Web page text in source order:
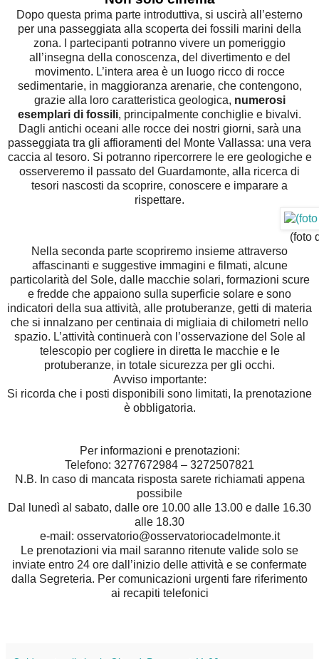
Dopo questa prima parte introduttiva, si uscirà all’esterno
per una passeggiata alla scoperta dei fossili marini della
zona. I partecipanti potranno vivere un pomeriggio
all’insegna della conoscenza, del divertimento e del
movimento. L’intera area è un luogo ricco di rocce
sedimentarie, in maggioranza arenarie, che contengono,
grazie alla loro caratteristica geologica, numerosi
esemplari di fossili, principalmente conchiglie e bivalvi.
Dagli antichi oceani alle rocce dei nostri giorni, sarà una
passeggiata tra gli affioramenti del Monte Vallassa: una vera
caccia al tesoro. Si potranno ripercorrere le ere geologiche e
osserveremo il passato del Guardamonte, alla ricerca di
tesori nascosti da scoprire, conoscere e imparare a
rispettare.
(foto
Nella seconda parte scopriremo insieme attraverso
affascinanti e suggestive immagini e filmati, alcune
particolarità del Sole, dalle macchie solari, formazioni scure
e fredde che appaiono sulla superficie solare e sono
indicatori della sua attività, alle protuberanze, getti di materia
che si innalzano per centinaia di migliaia di chilometri nello
spazio. L’attività continuerà con l’osservazione del Sole al
telescopio per cogliere in diretta le macchie e le
protuberanze, in totale sicurezza per gli occhi.
Avviso importante:
Si ricorda che i posti disponibili sono limitati, la prenotazione
è obbligatoria.
Per informazioni e prenotazioni:
Telefono: 3277672984 – 3272507821
N.B. In caso di mancata risposta sarete richiamati appena
possibile
Dal lunedì al sabato, dalle ore 10.00 alle 13.00 e dalle 16.30
alle 18.30
e-mail: osservatorio@osservatoriocadelmonte.it
Le prenotazioni via mail saranno ritenute valide solo se
inviate entro 24 ore dall’inizio delle attività e se confermate
dalla Segreteria. Per comunicazioni urgenti fare riferimento
ai recapiti telefonici